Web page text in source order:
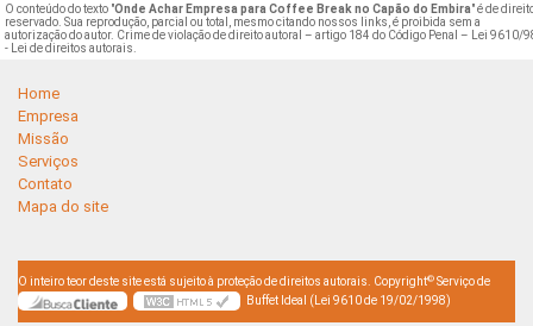
O conteúdo do texto "Onde Achar Empresa para Coffee Break no Capão do Embira" é de
reservado. Sua reprodução, parcial ou total, mesmo citando nossos links, é proibida sem a
autorização do autor. Crime de violação de direito autoral – artigo 184 do Código Penal –
Lei 9610/
- Lei de direitos autorais
Home
Empresa
Missão
Serviços
Contato
Mapa do site
O inteiro teor deste site está sujeito à proteção de direitos autorais. Copyright© Serviço de
Buffet Ideal (Lei 9610 de 19/02/1998)